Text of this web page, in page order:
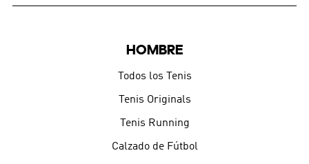
HOMBRE
Todos los Tenis
Tenis Originals
Tenis Running
Calzado de Fútbol